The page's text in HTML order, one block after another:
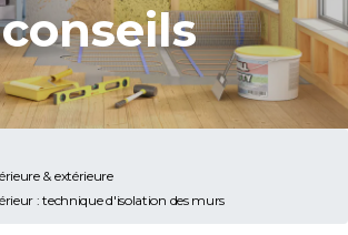
conseils
& extérieure
: technique d'isolation des murs